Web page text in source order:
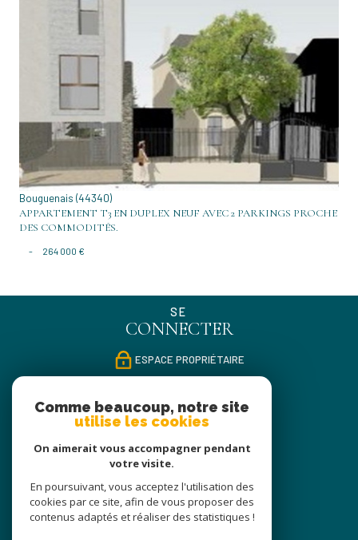
VOIR LE BIEN
Bouguenais (44340)
APPARTEMENT T3 EN DUPLEX NEUF AVEC 2 PARKINGS PROCHE
DES COMMODITÉS.
- 264 000 €
SE
CONNECTER
ESPACE PROPRIÉTAIRE
SUIVRE
NOUS
ADHÉRONS
Comme beaucoup, notre site
utilise les cookies
On aimerait vous accompagner pendant
votre visite.
En poursuivant, vous acceptez l'utilisation des
cookies par ce site, afin de vous proposer des
contenus adaptés et réaliser des statistiques !